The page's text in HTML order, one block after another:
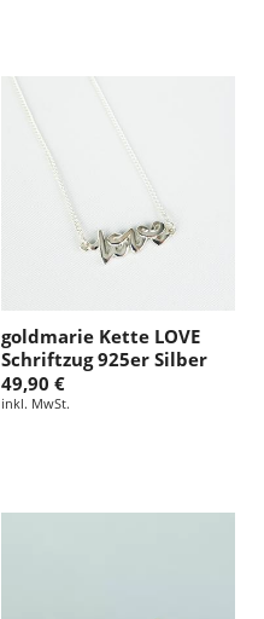
goldmarie Kette LOVE
Schriftzug 925er Silber
49,90 €
inkl. MwSt.